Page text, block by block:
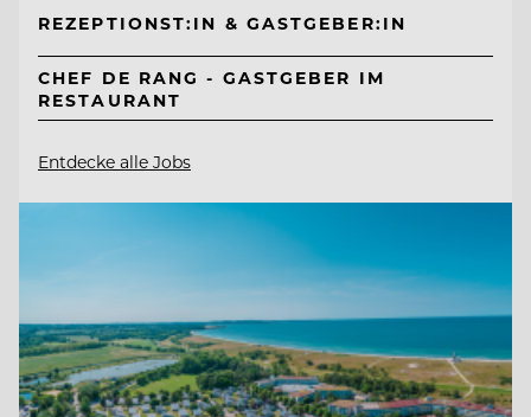
REZEPTIONST:IN & GASTGEBER:IN
CHEF DE RANG - GASTGEBER IM
RESTAURANT
Entdecke alle Jobs